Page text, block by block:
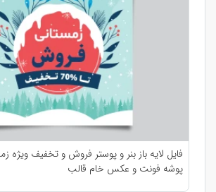
فایل لایه باز بنر و پوستر فروش و تخفیف ویژه
پوشه فونت و عکس خام قالب